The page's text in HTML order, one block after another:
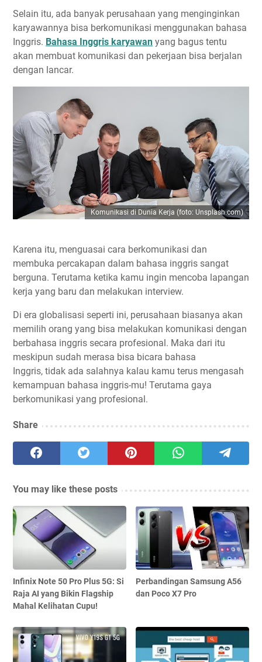
Selain itu, ada banyak perusahaan yang menginginkan
karyawannya bisa berkomunikasi menggunakan bahasa
Inggris. Bahasa Inggris karyawan yang bagus tentu
akan membuat komunikasi dan pekerjaan bisa berjalan
dengan lancar.
Komunikasi di Dunia Kerja (foto: Unsplash.com)
Karena itu, menguasai cara berkomunikasi dan
membuka percakapan dalam bahasa inggris sangat
berguna. Terutama ketika kamu ingin mencoba lapangan
kerja yang baru dan melakukan interview.
Di era globalisasi seperti ini, perusahaan biasanya akan
memilih orang yang bisa melakukan komunikasi dengan
berbahasa inggris secara profesional. Maka dari itu
meskipun sudah merasa bisa bicara bahasa
Inggris, tidak ada salahnya kalau kamu terus mengasah
kemampuan bahasa inggris-mu! Terutama gaya
berkomunikasi yang profesional.
Share
You may like these posts
Infinix Note 50 Pro Plus 5G: Si
Raja AI yang Bikin Flagship
Mahal Kelihatan Cupu!
Perbandingan Samsung A56
dan Poco X7 Pro